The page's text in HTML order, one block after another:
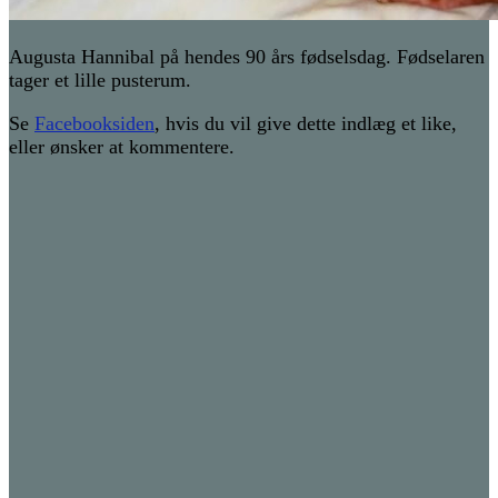
Augusta Hannibal på hendes 90 års fødselsdag. Fødselaren
tager et lille pusterum.
Se Facebooksiden, hvis du vil give dette indlæg et like,
eller ønsker at kommentere.